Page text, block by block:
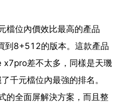
檔位內價效比最高的產品
8+512的版本。這款產品
x7pro差不太多，同樣是天璣
千元檔位內最強的排名。
的全面屏解決方案，而且整